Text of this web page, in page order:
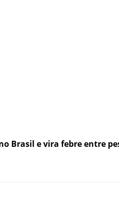
Brasil e vira febre entre